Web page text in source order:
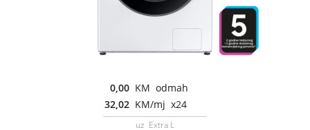
0,00 KM odmah
32,02 KM/mj x24
uz Extra L